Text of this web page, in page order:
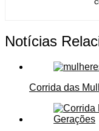
Notícias
Corrida das